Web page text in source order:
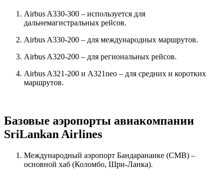
Airbus A330-300 – используется для
дальнемагистральных рейсов.
Airbus A330-200 – для международных маршрутов.
Airbus A320-200 – для региональных рейсов.
Airbus A321-200 и A321neo – для средних и коротких
маршрутов.
Базовые аэропорты авиакомпании
SriLankan Airlines
Международный аэропорт Бандаранаике (CMB) –
основной хаб (Коломбо, Шри-Ланка).